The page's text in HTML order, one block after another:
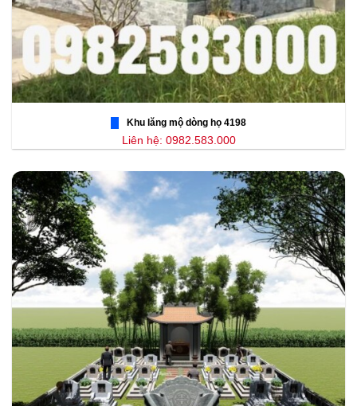
Khu lăng mộ dòng họ 4198
Liên hệ: 0982.583.000